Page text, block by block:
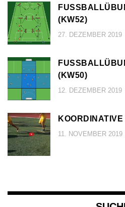
KW52)
27. DEZEMBER 2019
KW50)
12. DEZEMBER 2019
11. NOVEMBER 2019